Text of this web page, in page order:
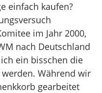
einfach kaufen?
im Jahr 2000,
nach Deutschland
ein bisschen die
Während wir
gearbeitet